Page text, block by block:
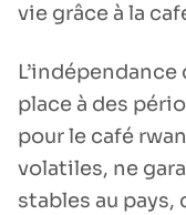
vie grâce à la
L’indépendance
place à des
pour le café
volatiles, ne
stables au